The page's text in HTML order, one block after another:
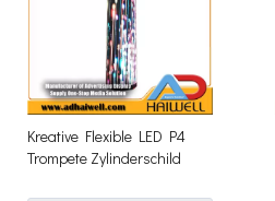
Kreative Flexible LED P4
Trompete Zylinderschild